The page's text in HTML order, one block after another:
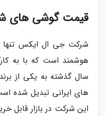
قیمت گوشی های
شرکت جی ال ایکس تنها
هوشمند است که با به
سال گذشته به یکی از
های ایرانی تبدیل شده
این شرکت در بازار قابل